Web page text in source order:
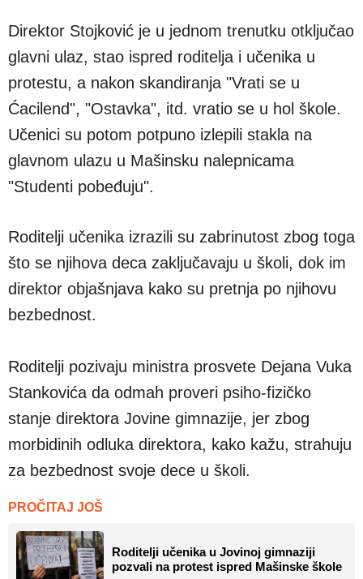
Direktor Stojković je u jednom trenutku otključao
glavni ulaz, stao ispred roditelja i učenika u
protestu, a nakon skandiranja "Vrati se u
Ćacilend", "Ostavka", itd. vratio se u hol škole.
Učenici su potom potpuno izlepili stakla na
glavnom ulazu u Mašinsku nalepnicama
"Studenti pobeđuju".
Roditelji učenika izrazili su zabrinutost zbog toga
što se njihova deca zaključavaju u školi, dok im
direktor objašnjava kako su pretnja po njihovu
bezbednost.
Roditelji pozivaju ministra prosvete Dejana Vuka
Stankovića da odmah proveri psiho-fizičko
stanje direktora Jovine gimnazije, jer zbog
morbidinih odluka direktora, kako kažu, strahuju
za bezbednost svoje dece u školi.
PROČITAJ JOŠ
Roditelji učenika u Jovinoj gimnaziji
pozvali na protest ispred Mašinske škole